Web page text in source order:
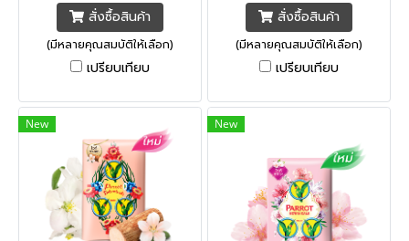
การทดสอบไฮโป-อัลเลอร์เจนิก
สั่งซื้อสินค้า
(มีหลายคุณสมบัติให้เลือก)
เปรียบเทียบ
สูตรที่อ่อนโยน ไม่ระคายเคือง
สั่งซื้อสินค้า
(มีหลายคุณสมบัติให้เลือก)
เปรียบเทียบ
New New